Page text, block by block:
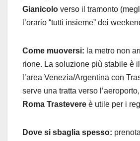
Gianicolo verso il tramonto
l’orario “tutti insieme” dei
Come muoversi: la metro non
rione. La soluzione più stabile è il
l’area Venezia/Argentina con
serve una tratta verso
Roma Trastevere è utile per i
Dove si sbaglia spesso: